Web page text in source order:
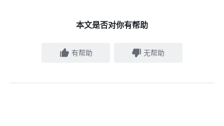
本文是否对你有帮助
有帮助 无帮助